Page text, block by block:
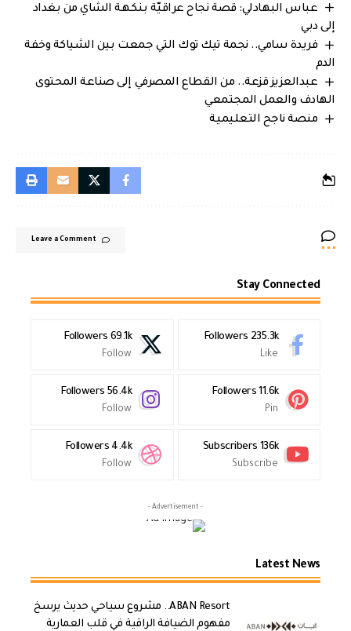
عباس البهادلي: قصة نجاح عراقيّة بنكهة الشاي من بغداد
إلى دبي
فريدة سامي.. نجمة تيك توك التي جمعت بين الشياكة وخفة
الدم
عبدالعزيز قزعة.. من القطاع المصرفي إلى صناعة المحتوى
الهادف والعمل المجتمعي
منصة ناجح التعليمية
Leave a Comment
Stay Connected
235.3k
Followers
Like
69.1k
Followers
Follow
11.6k
Followers
Pin
56.4k
Followers
Follow
136k
Subscribers
Subscribe
4.4k
Followers
Follow
- Advertisement -
Latest News
ABAN Resort.. مشروع سياحي حديث يرسخ
مفهوم الضيافة الراقية في قلب العمارية